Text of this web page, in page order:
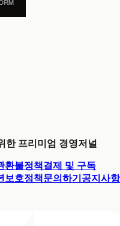
한 프리미엄 경영저널
환불정책결제 및 구독
보호정책문의하기 공지사항